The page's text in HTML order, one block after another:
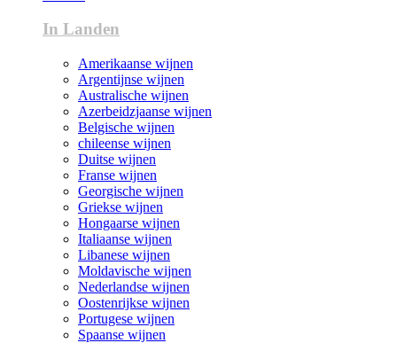
In Landen
Amerikaanse wijnen
Argentijnse wijnen
Australische wijnen
Azerbeidzjaanse wijnen
Belgische wijnen
chileense wijnen
Duitse wijnen
Franse wijnen
Georgische wijnen
Griekse wijnen
Hongaarse wijnen
Italiaanse wijnen
Libanese wijnen
Moldavische wijnen
Nederlandse wijnen
Oostenrijkse wijnen
Portugese wijnen
Spaanse wijnen